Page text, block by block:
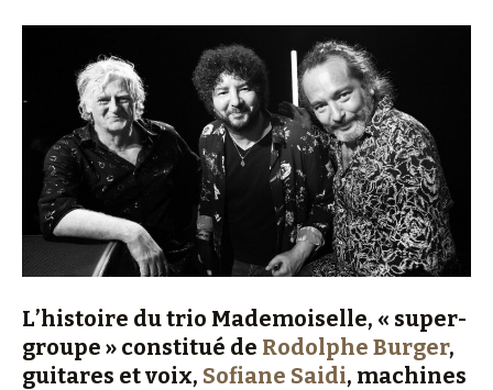
L’histoire du trio Mademoiselle, « super-
groupe » constitué de Rodolphe Burger,
guitares et voix, Sofiane Saidi, machines